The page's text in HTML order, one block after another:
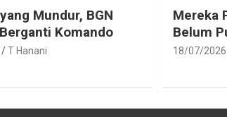
Mundur, BGN
Komando
T Hanani
Mereka
Belum
18/07/2026